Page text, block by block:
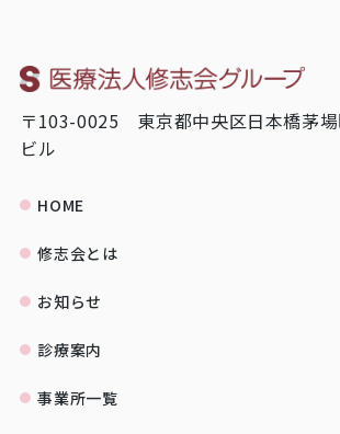
〒103-0025 東京都中央区日本橋茅
ビル
HOME
修志会とは
お知らせ
診療案内
事業所一覧